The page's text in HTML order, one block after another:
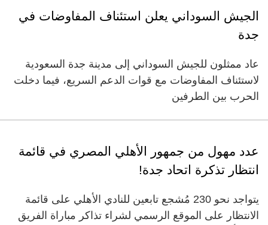
الجيش السوداني يعلن استئناف المفاوضات في
جدة
عاد ممثلون للجيش السوداني إلى مدينة جدة السعودية
لاستئناف المفاوضات مع قوات الدعم السريع، فيما دخلت
الحرب بين الطرفين
عدد مهول من جمهور الأهلي المصري في قائمة
انتظار تذكرة اتحاد جدة!
يتواجد نحو 230 مُشجع تابعين للنادي الأهلي على قائمة
الانتظار على الموقع الرسمي لشراء تذاكر مباراة الفريق